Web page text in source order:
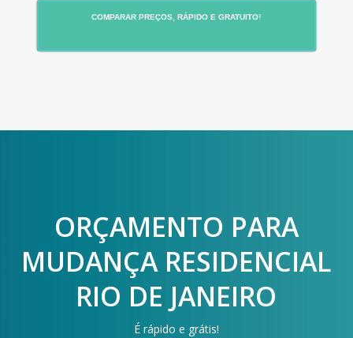
COMPARAR PREÇOS, RÁPIDO E GRATUITO!
ORÇAMENTO PARA
MUDANÇA RESIDENCIAL
RIO DE JANEIRO
É rápido e grátis!